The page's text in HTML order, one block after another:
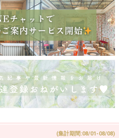
(集計期間:08/01-08/08)